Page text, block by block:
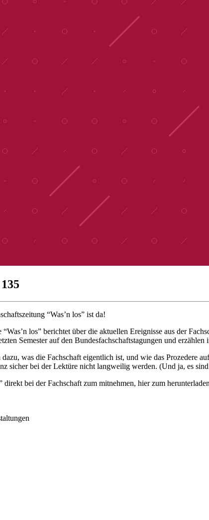
“Was’n los” ist da!
“Was’n los” berichtet über die aktuellen Ereignisse aus der
Semester auf den Bundesfachschaftstagungen und erzählen
was die Fachschaft eigentlich ist, und wie das Prozedere
sicher bei der Lektüre nicht langweilig werden. (Und ja, es
direkt bei der Fachschaft zum mitnehmen, hier zum